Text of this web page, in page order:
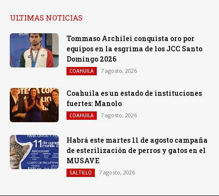
ULTIMAS NOTICIAS
Tommaso Archilei conquista oro por
equipos en la esgrima de los JCC Santo
Domingo 2026
COAHUILA 7 agosto, 2026
Coahuila es un estado de instituciones
fuertes: Manolo
COAHUILA 7 agosto, 2026
Habrá este martes 11 de agosto campaña
de esterilización de perros y gatos en el
MUSAVE
SALTILLO 7 agosto, 2026